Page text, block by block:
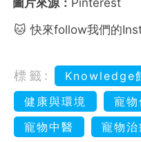
🐱 快來follow我們的
標籤: Knowledge
健康與環境
寵物
寵物中醫
寵物治